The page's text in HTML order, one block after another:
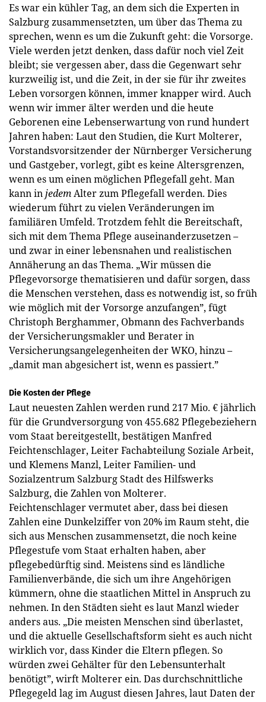
Es war ein kühler Tag, an dem sich die Experten in
Salzburg zusammensetzten, um über das Thema zu
sprechen, wenn es um die Zukunft geht: die Vorsorge.
Viele werden jetzt denken, dass dafür noch viel Zeit
bleibt; sie vergessen aber, dass die Gegenwart sehr
kurzweilig ist, und die Zeit, in der sie für ihr zweites
Leben vorsorgen können, immer knapper wird. Auch
wenn wir immer älter werden und die heute
Geborenen eine Lebenserwartung von rund hundert
Jahren haben: Laut den Studien, die Kurt Molterer,
Vorstandsvorsitzender der Nürnberger Versicherung
und Gastgeber, vorlegt, gibt es keine Altersgrenzen,
wenn es um einen möglichen Pflegefall geht. Man
kann injedemAlter zum Pflegefall werden. Dies
wiederum führt zu vielen Veränderungen im
familiären Umfeld. Trotzdem fehlt die Bereitschaft,
sich mit dem Thema Pflege auseinanderzusetzen –
und zwar in einer lebensnahen und realistischen
Annäherung an das Thema. „Wir müssen die
Pflegevorsorge thematisieren und dafür sorgen, dass
die Menschen verstehen, dass es notwendig ist, so früh
wie möglich mit der Vorsorge anzufangen”, fügt
Christoph Berghammer, Obmann des Fachverbands
der Versicherungsmakler und Berater in
Versicherungsangelegenheiten der WKO, hinzu –
„damit man abgesichert ist, wenn es passiert.”
Die Kosten der Pflege
Laut neuesten Zahlen werden rund 217 Mio. € jährlich
für die Grundversorgung von 455.682 Pflegebeziehern
vom Staat bereitgestellt, bestätigen Manfred
Feichtenschlager, Leiter Fachabteilung Soziale Arbeit,
und Klemens Manzl, Leiter Familien- und
Sozialzentrum Salzburg Stadt des Hilfswerks
Salzburg, die Zahlen von Molterer.
Feichtenschlager vermutet aber, dass bei diesen
Zahlen eine Dunkelziffer von 20% im Raum steht, die
sich aus Menschen zusammensetzt, die noch keine
Pflegestufe vom Staat erhalten haben, aber
pflegebedürftig sind. Meistens sind es ländliche
Familienverbände, die sich um ihre Angehörigen
kümmern, ohne die staatlichen Mittel in Anspruch zu
nehmen. In den Städten sieht es laut Manzl wieder
anders aus. „Die meisten Menschen sind überlastet,
und die aktuelle Gesellschaftsform sieht es auch nicht
wirklich vor, dass Kinder die Eltern pflegen. So
würden zwei Gehälter für den Lebensunterhalt
benötigt”, wirft Molterer ein. Das durchschnittliche
Pflegegeld lag im August diesen Jahres, laut Daten der